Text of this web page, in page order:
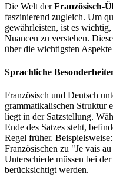
Die Welt derFranzösisch-
faszinierend zugleich. Um
gewährleisten, ist es
Nuancen zu verstehen.
über die wichtigsten Aspekte
Sprachliche
Französisch und Deutsch
grammatikalischen Struktur
liegt in der Satzstellung.
Ende des Satzes steht,
Regel früher.
Französischen zu "Je vais
Unterschiede müssen bei der
berücksichtigt werden.